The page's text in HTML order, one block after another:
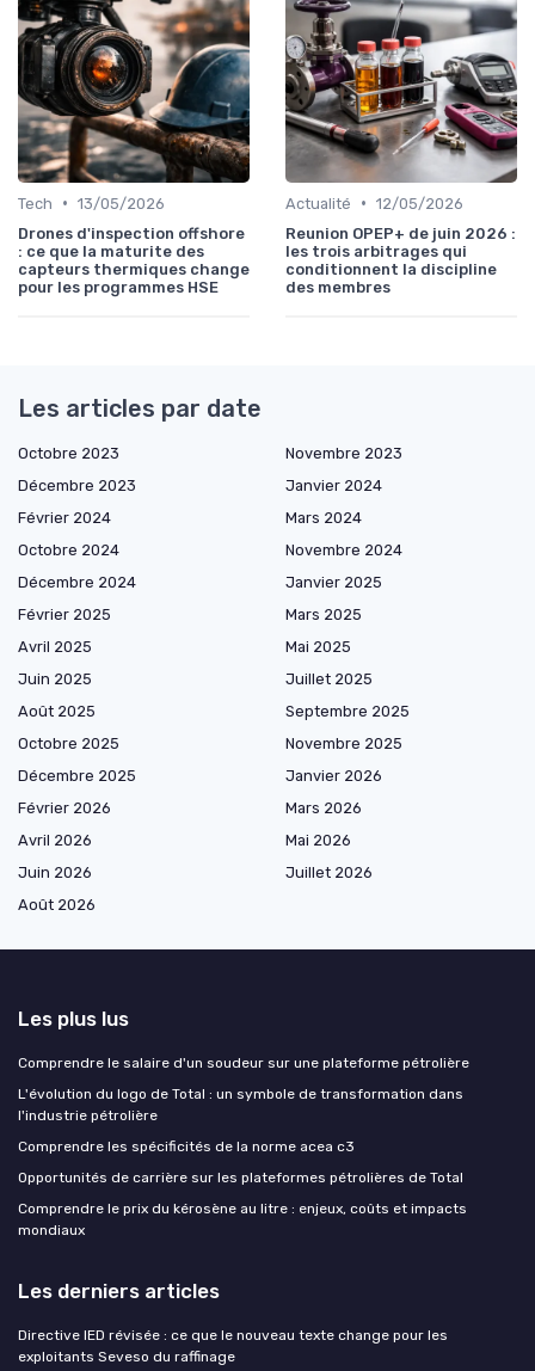
Tech • 13/05/2026
Drones d'inspection offshore
: ce que la maturite des
capteurs thermiques change
pour les programmes HSE
Actualité • 12/05/2026
Reunion OPEP+ de juin 2026 :
les trois arbitrages qui
conditionnent la discipline
des membres
Les articles par date
Octobre 2023
Novembre 2023
Décembre 2023
Janvier 2024
Février 2024
Mars 2024
Octobre 2024
Novembre 2024
Décembre 2024
Janvier 2025
Février 2025
Mars 2025
Avril 2025
Mai 2025
Juin 2025
Juillet 2025
Août 2025
Septembre 2025
Octobre 2025
Novembre 2025
Décembre 2025
Janvier 2026
Février 2026
Mars 2026
Avril 2026
Mai 2026
Juin 2026
Juillet 2026
Août 2026
Les plus lus
Comprendre le salaire d'un soudeur sur une plateforme pétrolière
L'évolution du logo de Total : un symbole de transformation dans
l'industrie pétrolière
Comprendre les spécificités de la norme acea c3
Opportunités de carrière sur les plateformes pétrolières de Total
Comprendre le prix du kérosène au litre : enjeux, coûts et impacts
mondiaux
Les derniers articles
Directive IED révisée : ce que le nouveau texte change pour les
exploitants Seveso du raffinage